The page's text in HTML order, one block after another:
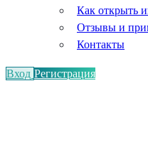
Как открыть
Отзывы и
Контакты
Вход Регистрация